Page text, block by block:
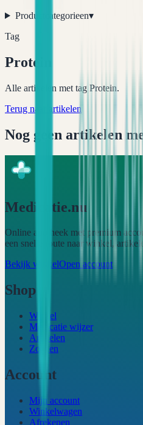
Productcategorieen▾
Tag
Protein
Alle artikelen met tag Protein.
Terug naar artikelen
Nog geen artikelen
Medicatie.nu
Online apotheek met premium
een snelle route naar winkel,
Bekijk winkelOpen account
Shop
Winkel
Medicatie wijzer
Artikelen
Zoeken
Account
Mijn account
Winkelwagen
Afrekenen